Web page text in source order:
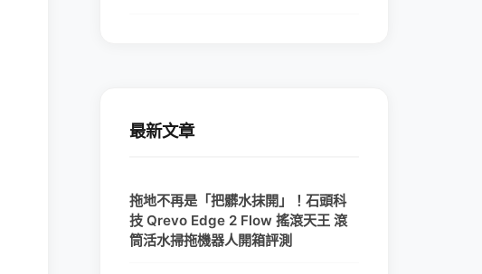
最新文章
拖地不再是「把髒水抹開」！石頭科
技 Qrevo Edge 2 Flow 搖滾天王 滾
筒活水掃拖機器人開箱評測